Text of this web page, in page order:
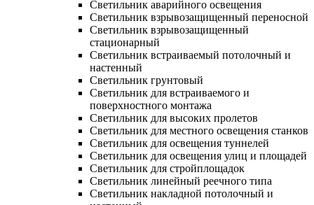
Светильник аварийного освещения
Светильник взрывозащищенный переносной
Светильник взрывозащищенный
стационарный
Светильник встраиваемый потолочный и
настенный
Светильник грунтовый
Светильник для встраиваемого и
поверхностного монтажа
Светильник для высоких пролетов
Светильник для местного освещения станков
Светильник для освещения туннелей
Светильник для освещения улиц и площадей
Светильник для стройплощадок
Светильник линейный реечного типа
Светильник накладной потолочный и